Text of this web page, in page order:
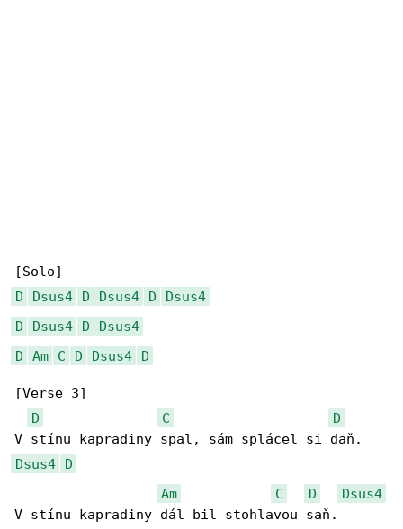
D
Dsus4 D Dsus4 D
Dsus4
D
Dsus4 D
Dsus4
D
Am C D Dsus4 D
[Verse 3]
D
C
D
Dsus4
D
Am
C D
Dsus4